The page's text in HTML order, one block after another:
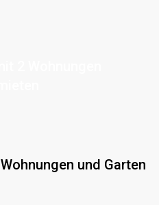
und Garten